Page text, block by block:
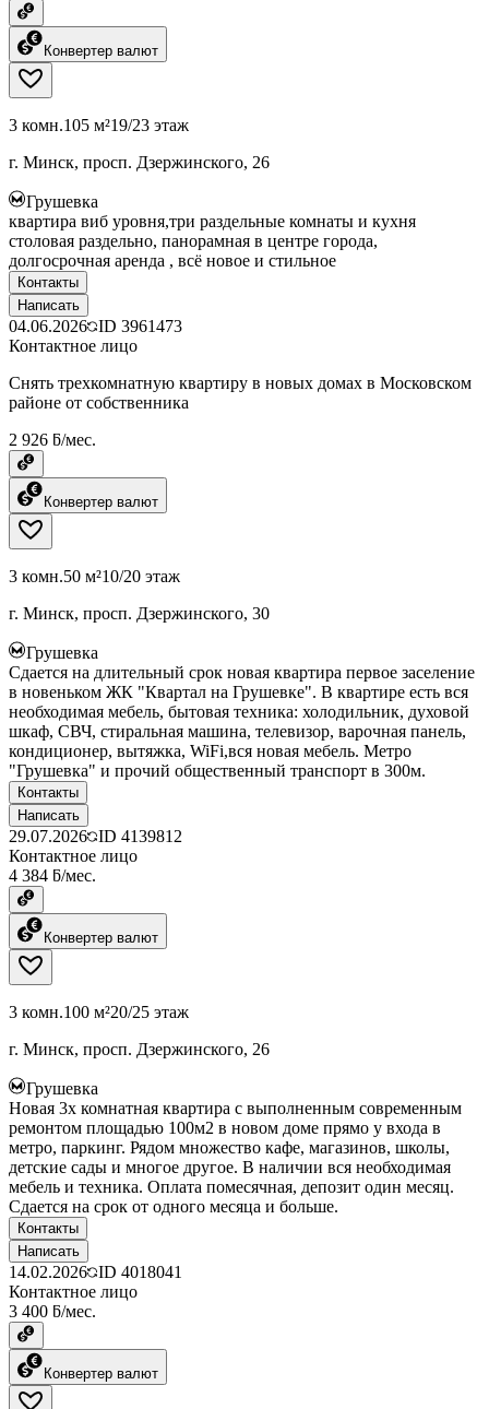
Конвертер валют
3 комн.105 м²19/23 этаж
г. Минск, просп. Дзержинского, 26
Грушевка
квартира виб уровня,три раздельные комнаты и кухня
столовая раздельно, панорамная в центре города,
долгосрочная аренда , всё новое и стильное
Контакты
Написать
04.06.2026 ID 3961473
Контактное лицо
Снять трехкомнатную квартиру в новых домах в Московском
районе от собственника
2 926 ƃ/мес.
Конвертер валют
3 комн.50 м²10/20 этаж
г. Минск, просп. Дзержинского, 30
Грушевка
Сдается на длительный срок новая квартира первое заселение
в новеньком ЖК "Квартал на Грушевке". В квартире есть вся
необходимая мебель, бытовая техника: холодильник, духовой
шкаф, СВЧ, стиральная машина, телевизор, варочная панель,
кондиционер, вытяжка, WiFi,вся новая мебель. Метро
"Грушевка" и прочий общественный транспорт в 300м.
Контакты
Написать
29.07.2026 ID 4139812
Контактное лицо
4 384 ƃ/мес.
Конвертер валют
3 комн.100 м²20/25 этаж
г. Минск, просп. Дзержинского, 26
Грушевка
Новая 3х комнатная квартира с выполненным современным
ремонтом площадью 100м2 в новом доме прямо у входа в
метро, паркинг. Рядом множество кафе, магазинов, школы,
детские сады и многое другое. В наличии вся необходимая
мебель и техника. Оплата помесячная, депозит один месяц.
Сдается на срок от одного месяца и больше.
Контакты
Написать
14.02.2026 ID 4018041
Контактное лицо
3 400 ƃ/мес.
Конвертер валют